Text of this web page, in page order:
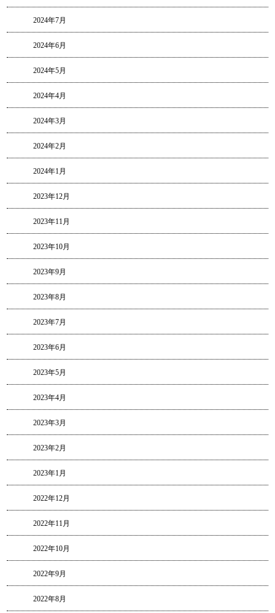
2024年7月
2024年6月
2024年5月
2024年4月
2024年3月
2024年2月
2024年1月
2023年12月
2023年11月
2023年10月
2023年9月
2023年8月
2023年7月
2023年6月
2023年5月
2023年4月
2023年3月
2023年2月
2023年1月
2022年12月
2022年11月
2022年10月
2022年9月
2022年8月